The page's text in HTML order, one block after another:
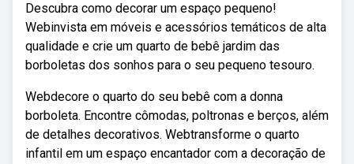
Descubra como decorar um espaço pequeno!
Webinvista em móveis e acessórios temáticos de alta
qualidade e crie um quarto de bebê jardim das
borboletas dos sonhos para o seu pequeno tesouro.
Webdecore o quarto do seu bebê com a donna
borboleta. Encontre cômodas, poltronas e berços, além
de detalhes decorativos. Webtransforme o quarto
infantil em um espaço encantador com a decoração de